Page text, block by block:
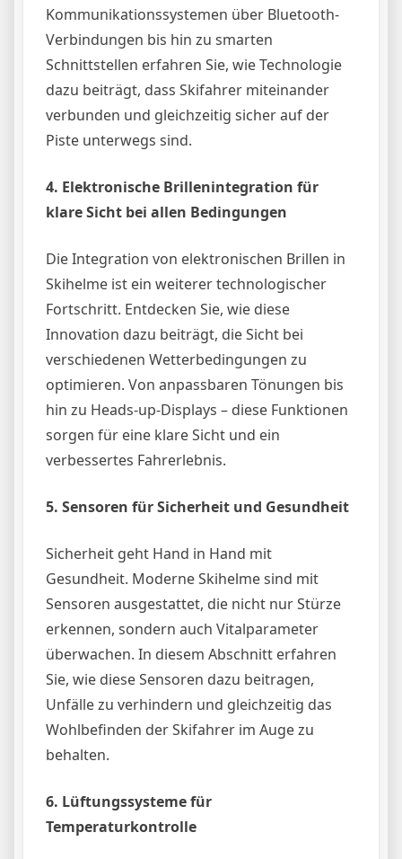
Kommunikationssystemen über Bluetooth-
Verbindungen bis hin zu smarten
Schnittstellen erfahren Sie, wie Technologie
dazu beiträgt, dass Skifahrer miteinander
verbunden und gleichzeitig sicher auf der
Piste unterwegs sind.
4. Elektronische Brillenintegration für
klare Sicht bei allen Bedingungen
Die Integration von elektronischen Brillen in
Skihelme ist ein weiterer technologischer
Fortschritt. Entdecken Sie, wie diese
Innovation dazu beiträgt, die Sicht bei
verschiedenen Wetterbedingungen zu
optimieren. Von anpassbaren Tönungen bis
hin zu Heads-up-Displays – diese Funktionen
sorgen für eine klare Sicht und ein
verbessertes Fahrerlebnis.
5. Sensoren für Sicherheit und Gesundheit
Sicherheit geht Hand in Hand mit
Gesundheit. Moderne Skihelme sind mit
Sensoren ausgestattet, die nicht nur Stürze
erkennen, sondern auch Vitalparameter
überwachen. In diesem Abschnitt erfahren
Sie, wie diese Sensoren dazu beitragen,
Unfälle zu verhindern und gleichzeitig das
Wohlbefinden der Skifahrer im Auge zu
behalten.
6. Lüftungssysteme für
Temperaturkontrolle